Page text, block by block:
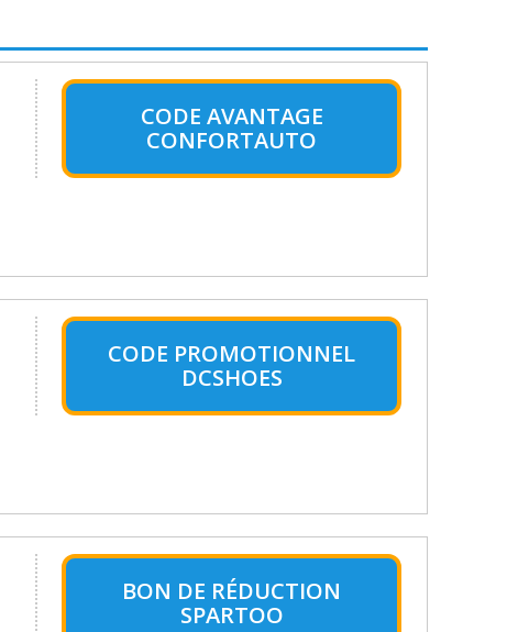
CODE AVANTAGE
CONFORTAUTO
CODE PROMOTIONNEL
DCSHOES
BON DE RÉDUCTION
SPARTOO